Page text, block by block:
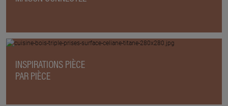
INSPIRATIONS PIÈCE
PAR PIÈCE